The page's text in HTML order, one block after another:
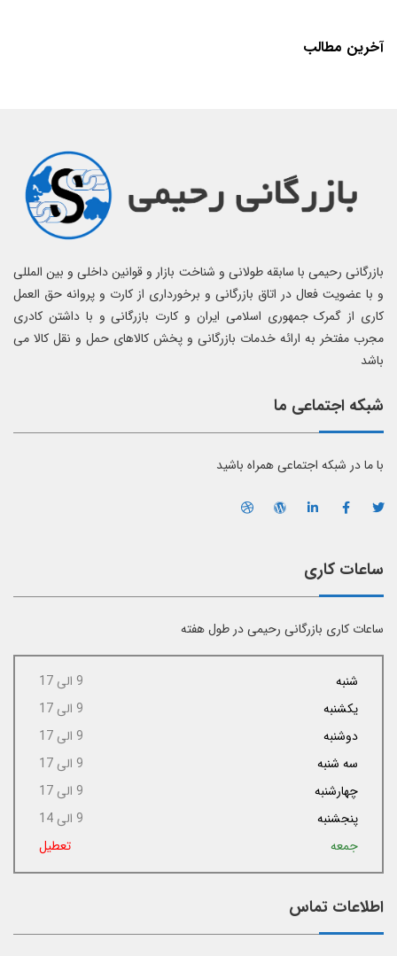
آخرین مطالب
بازرگانی رحیمی با سابقه طولانی و شناخت بازار و قوانین داخلی و بین المللی
و با عضویت فعال در اتاق بازرگانی و برخورداری از کارت و پروانه حق العمل
کاری از گمرک جمهوری اسلامی ایران و کارت بازرگانی و با داشتن کادری
مجرب مفتخر به ارائه خدمات بازرگانی و پخش کالاهای حمل و نقل کالا می
باشد
شبکه اجتماعی ما
با ما در شبکه اجتماعی همراه باشید
ساعات کاری
ساعات کاری بازرگانی رحیمی در طول هفته
شنبه
9 الی 17
یکشنبه
9 الی 17
دوشنبه
9 الی 17
سه شنبه
9 الی 17
چهارشنبه
9 الی 17
پنجشنبه
9 الی 14
جمعه
تعطیل
اطلاعات تماس